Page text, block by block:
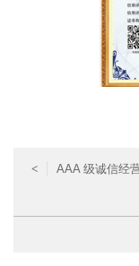
< AAA 级诚信经